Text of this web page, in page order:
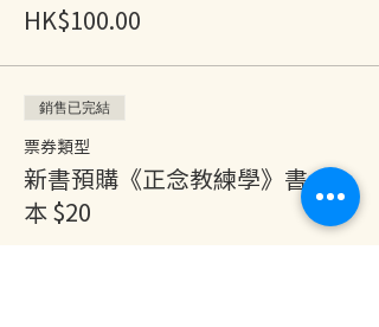
HK$100.00
銷售已完結
票券類型
新書預購《正念教練學》書 一
本 $20